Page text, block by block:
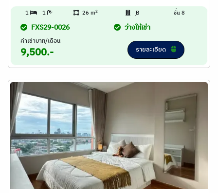
1 1 26 m2 ฺB ชั้น 8
FXS29-0026 ว่างให้เช่า
ค่าเช่าบาท/เดือน
9,500.- รายละเอียด